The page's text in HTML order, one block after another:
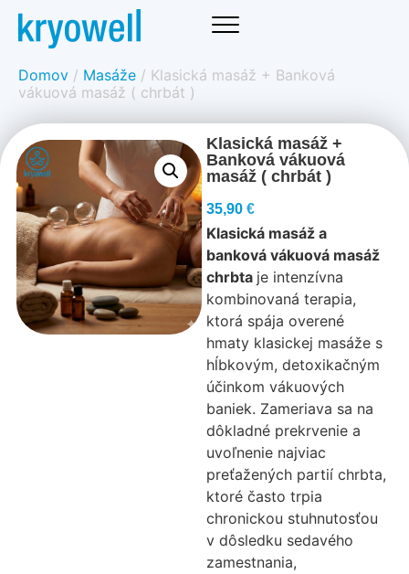
Domov / Masáže / Klasická masáž + Banková
vákuová masáž ( chrbát )
Klasická masáž +
Banková vákuová
masáž ( chrbát )
35,90€
Klasická masáž a
banková vákuová masáž
chrbta je intenzívna
kombinovaná terapia,
ktorá spája overené
hmaty klasickej masáže s
hĺbkovým, detoxikačným
účinkom vákuových
baniek. Zameriava sa na
dôkladné prekrvenie a
uvoľnenie najviac
preťažených partií chrbta,
ktoré často trpia
chronickou stuhnutosťou
v dôsledku sedavého
zamestnania,